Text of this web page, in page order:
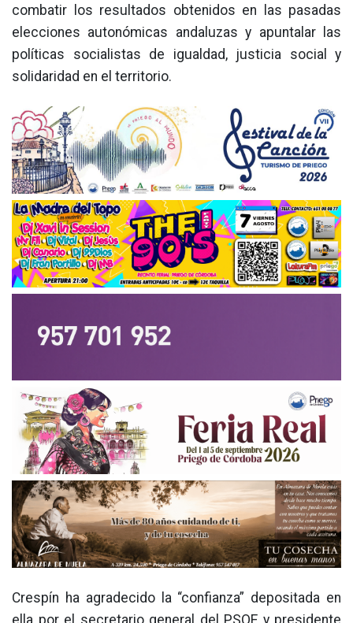
combatir los resultados obtenidos en las pasadas
elecciones autonómicas andaluzas y apuntalar las
políticas socialistas de igualdad, justicia social y
solidaridad en el territorio.
Crespín ha agradecido la “confianza” depositada en
ella por el secretario general del PSOE y presidente